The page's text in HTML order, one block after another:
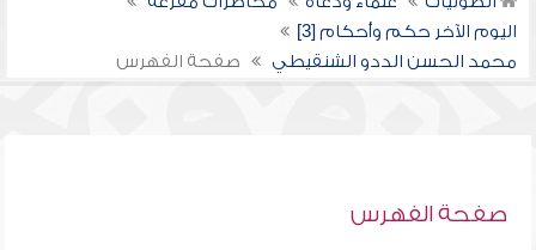
اليوم الآخر حكم وأحكام [3]
محمد الحسن الددو الشنقيطي
صفحة الفهرس
صفحة الفهرس